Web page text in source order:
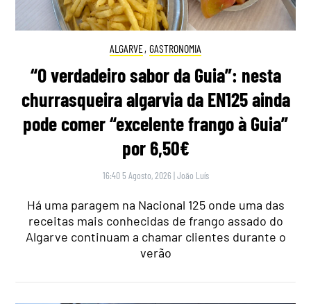
ALGARVE, GASTRONOMIA
“O verdadeiro sabor da Guia”: nesta
churrasqueira algarvia da EN125 ainda
pode comer “excelente frango à Guia”
por 6,50€
16:40 5 Agosto, 2026 |João Luís
Há uma paragem na Nacional 125 onde uma das
receitas mais conhecidas de frango assado do
Algarve continuam a chamar clientes durante o
verão